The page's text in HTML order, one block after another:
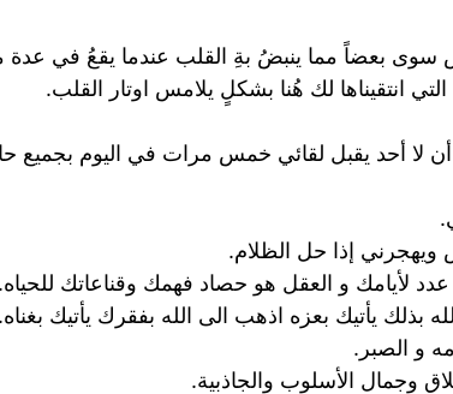
سوى بعضاً مما ينبضُ بةِ القلب عندما يقعُ في عدة
انتقيناها لك هُنا بشكلٍ يلامس اوتار القلب.
أحد يقبل لقائي خمس مرات في اليوم بجميع
إذا حل الظلام.
لأيامك و العقل هو حصاد فهمك وقناعاتك للحياه.
بذلك يأتيك بعزه اذهب الى الله بفقرك يأتيك بغناه.
و الصبر.
وجمال الأسلوب والجاذبية.